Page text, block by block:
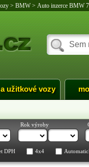
> BMW> Auto inzerce BMW
užitkové vozy
Rok výroby
DPH 4x4